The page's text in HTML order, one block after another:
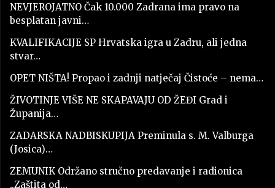
NEVJEROJATNO Čak 10.000 Zadrana ima pravo na
besplatan javni…
KVALIFIKACIJE SP Hrvatska igra u Zadru, ali jedna
stvar…
OPET NIŠTA! Propao i zadnji natječaj Čistoće – nema…
ŽIVOTINJE VIŠE NE SKAPAVAJU OD ŽEĐI Grad i
Županija…
ZADARSKA NADBISKUPIJA Preminula s. M. Valburga
(Josica)…
ZEMUNIK Održano stručno predavanje i radionica
„Zaštita od…